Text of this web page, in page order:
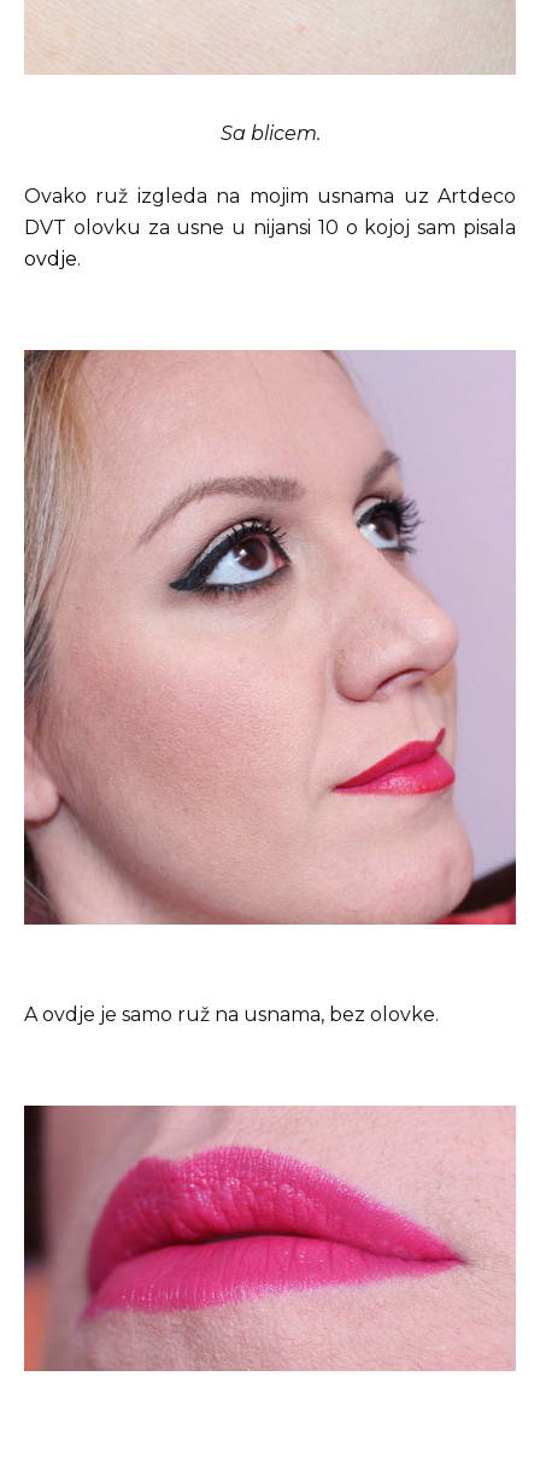
Sa blicem.
Ovako ruž izgleda na mojim usnama uz Artdeco
DVT olovku za usne u nijansi 10 o kojoj sam pisala
ovdje.
A ovdje je samo ruž na usnama, bez olovke.